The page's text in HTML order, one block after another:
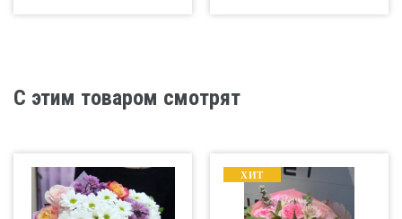
С этим товаром смотрят
ХИТ